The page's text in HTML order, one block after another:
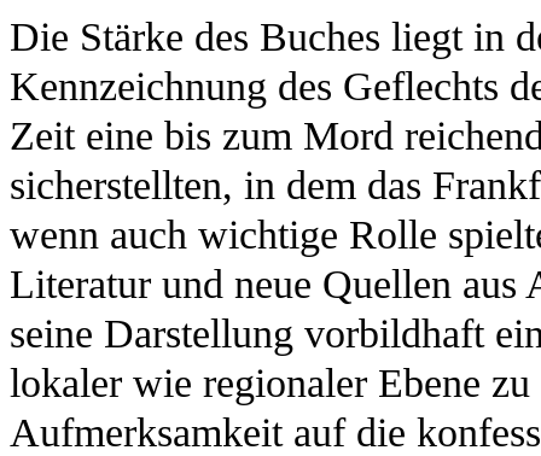
Die Stärke des Buches liegt in
Kennzeichnung des Geflechts
Zeit eine bis zum Mord
sicherstellten, in dem das
wenn auch wichtige Rolle
Literatur und neue Quellen
seine Darstellung vorbildhaft
lokaler wie regionaler Ebene
Aufmerksamkeit auf die